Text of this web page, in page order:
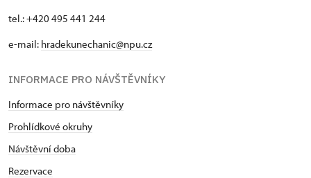
tel.: +420 495 441 244
e-mail: hradekunechanic@npu.cz
INFORMACE PRO NÁVŠTĚVNÍKY
Informace pro návštěvníky
Prohlídkové okruhy
Návštěvní doba
Rezervace